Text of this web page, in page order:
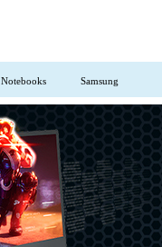
Notebooks Samsung